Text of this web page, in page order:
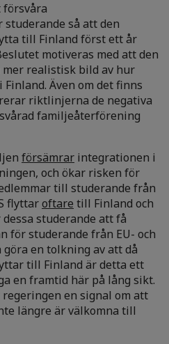
försvåra
så att den
till Finland först ett år
motiveras med att den
mer realistisk bild av hur
Även om det finns
riktlinjerna de negativa
familjeåterförening
försämrar integrationen i
och ökar risken för
till studerande från
flyttaroftare till Finland och
studerande att få
för studerande från EU- och
göra en tolkning av att då
till Finland är detta ett
en framtid här på lång sikt.
en signal om att
längre är välkomna till